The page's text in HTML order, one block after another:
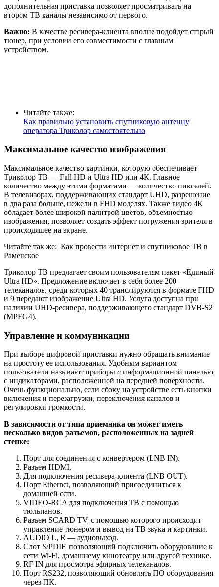
дополнительная приставка позволяет просматривать на
втором ТВ каналы независимо от первого.
Важно: В качестве ресивера-клиента вполне подойдет старый
тюнер, при условии его совместимости с главным
устройством.
Читайте также:
Как правильно установить спутниковую антенну
оператора Триколор самостоятельно
Максимальное качество изображения
Максимальное качество картинки, которую обеспечивает
Триколор ТВ — Full HD и Ultra HD или 4К. Главное
количество между этими форматами — количество пикселей.
В телевизорах, поддерживающих стандарт UHD, разрешение
в два раза больше, нежели в FHD моделях. Также видео 4К
обладает более широкой палитрой цветов, объемностью
изображения, позволяет создать эффект погружения зрителя в
происходящее на экране.
Читайте так же: Как провести интернет и спутниковое ТВ в
Раменское
Триколор ТВ предлагает своим пользователям пакет «Единый
Ultra HD». Предложение включает в себя более 200
телеканалов, среди которых 40 транслируются в формате FHD
и 9 передают изображение Ultra HD. Услуга доступна при
наличии UHD-ресивера, поддерживающего стандарт DVB-S2
(MPEG4).
Управление и коммуникации
При выборе цифровой приставки нужно обращать внимание
на простоту ее использования. Удобным вариантом
пользователи называют приборы с информационной панелью
с индикаторами, расположенной на передней поверхности.
Очень функционально, если сбоку на устройстве есть кнопки
включения и перезагрузки, переключения каналов и
регулировки громкости.
В зависимости от типа приемника он может иметь
несколько видов разъемов, расположенных на задней
стенке:
Порт для соединения с конвертером (LNB IN).
Разъем HDMI.
Для подключения ресивера-клиента (LNB OUT).
Порт Ethernet, позволяющий присоединиться к
домашней сети.
VIDEO-RCA для подключения ТВ с помощью
тюльпанов.
Разъем SCARD TV, с помощью которого происходит
управление тюнером и вывод на ТВ звука и картинки.
AUDIO L, R — аудиовыход.
Слот S/PDIF, позволяющий подключить оборудование к
сети Wi-Fi, домашнему кинотеатру или другой технике.
RF IN для просмотра эфирных телеканалов.
Порт RS232, позволяющий обновлять ПО оборудования
через ПК.